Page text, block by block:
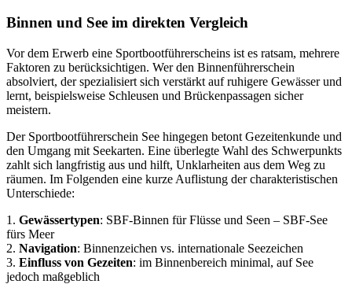
Binnen und See im direkten Vergleich
Vor dem Erwerb eine Sportbootführerscheins ist es ratsam, mehrere
Faktoren zu berücksichtigen. Wer den Binnenführerschein
absolviert, der spezialisiert sich verstärkt auf ruhigere Gewässer und
lernt, beispielsweise Schleusen und Brückenpassagen sicher
meistern.
Der Sportbootführerschein See hingegen betont Gezeitenkunde und
den Umgang mit Seekarten. Eine überlegte Wahl des Schwerpunkts
zahlt sich langfristig aus und hilft, Unklarheiten aus dem Weg zu
räumen. Im Folgenden eine kurze Auflistung der charakteristischen
Unterschiede:
1. Gewässertypen: SBF-Binnen für Flüsse und Seen – SBF-See
fürs Meer
2. Navigation: Binnenzeichen vs. internationale Seezeichen
3. Einfluss von Gezeiten: im Binnenbereich minimal, auf See
jedoch maßgeblich